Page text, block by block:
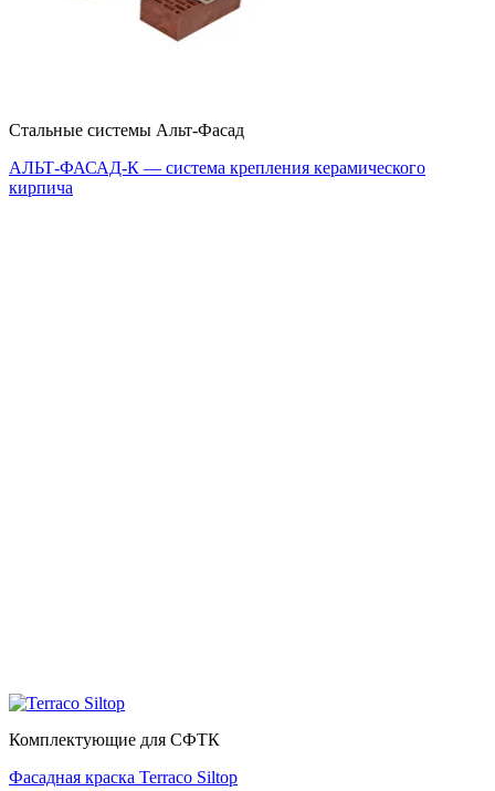
Стальные системы Альт-Фасад
АЛЬТ-ФАСАД-К — система крепления керамического
кирпича
Комплектующие для СФТК
Фасадная краска Terraco Siltop